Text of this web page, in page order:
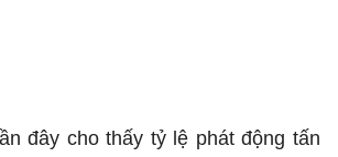
đây cho thấy tỷ lệ phát động tấn